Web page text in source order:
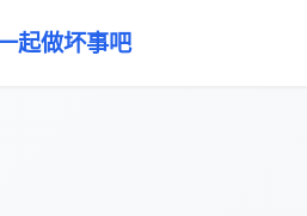
起做坏事吧